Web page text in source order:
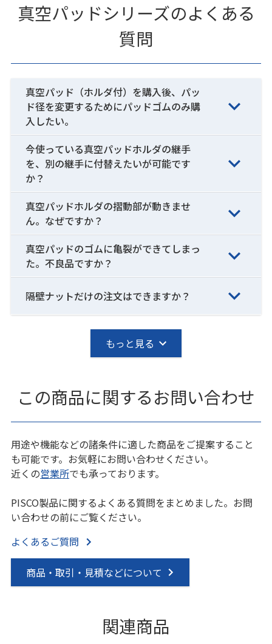
真空パッドシリーズのよくある
質問
真空パッド（ホルダ付）を購入後、パッ
ド径を変更するためにパッドゴムのみ購
入したい。
今使っている真空パッドホルダの継手
を、別の継手に付替えたいが可能です
か？
真空パッドホルダの摺動部が動きませ
ん。なぜですか？
真空パッドのゴムに亀裂ができてしまっ
た。不良品ですか？
隔壁ナットだけの注文はできますか？
もっと見る
この商品に関するお問い合わせ
用途や機能などの諸条件に適した商品をご提案すること
も可能です。お気軽にお問い合わせください。
近くの営業所でも承っております。
PISCO製品に関するよくある質問をまとめました。お問
い合わせの前にご覧ください。
よくあるご質問
商品・取引・見積などについて
関連商品